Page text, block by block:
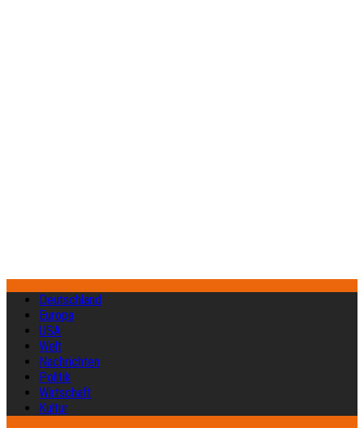
Deutschland
Europa
USA
Welt
Nachrichten
Politik
Wirtschaft
Kultur